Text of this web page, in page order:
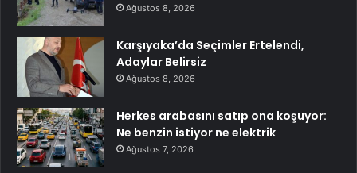
Ağustos 8, 2026
Karşıyaka’da Seçimler Ertelendi,
Adaylar Belirsiz
Ağustos 8, 2026
Herkes arabasını satıp ona koşuyor:
Ne benzin istiyor ne elektrik
Ağustos 7, 2026